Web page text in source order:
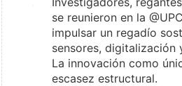
se reunieron en la
impulsar un regadío
sensores, digitalización
La innovación como
escasez estructural.